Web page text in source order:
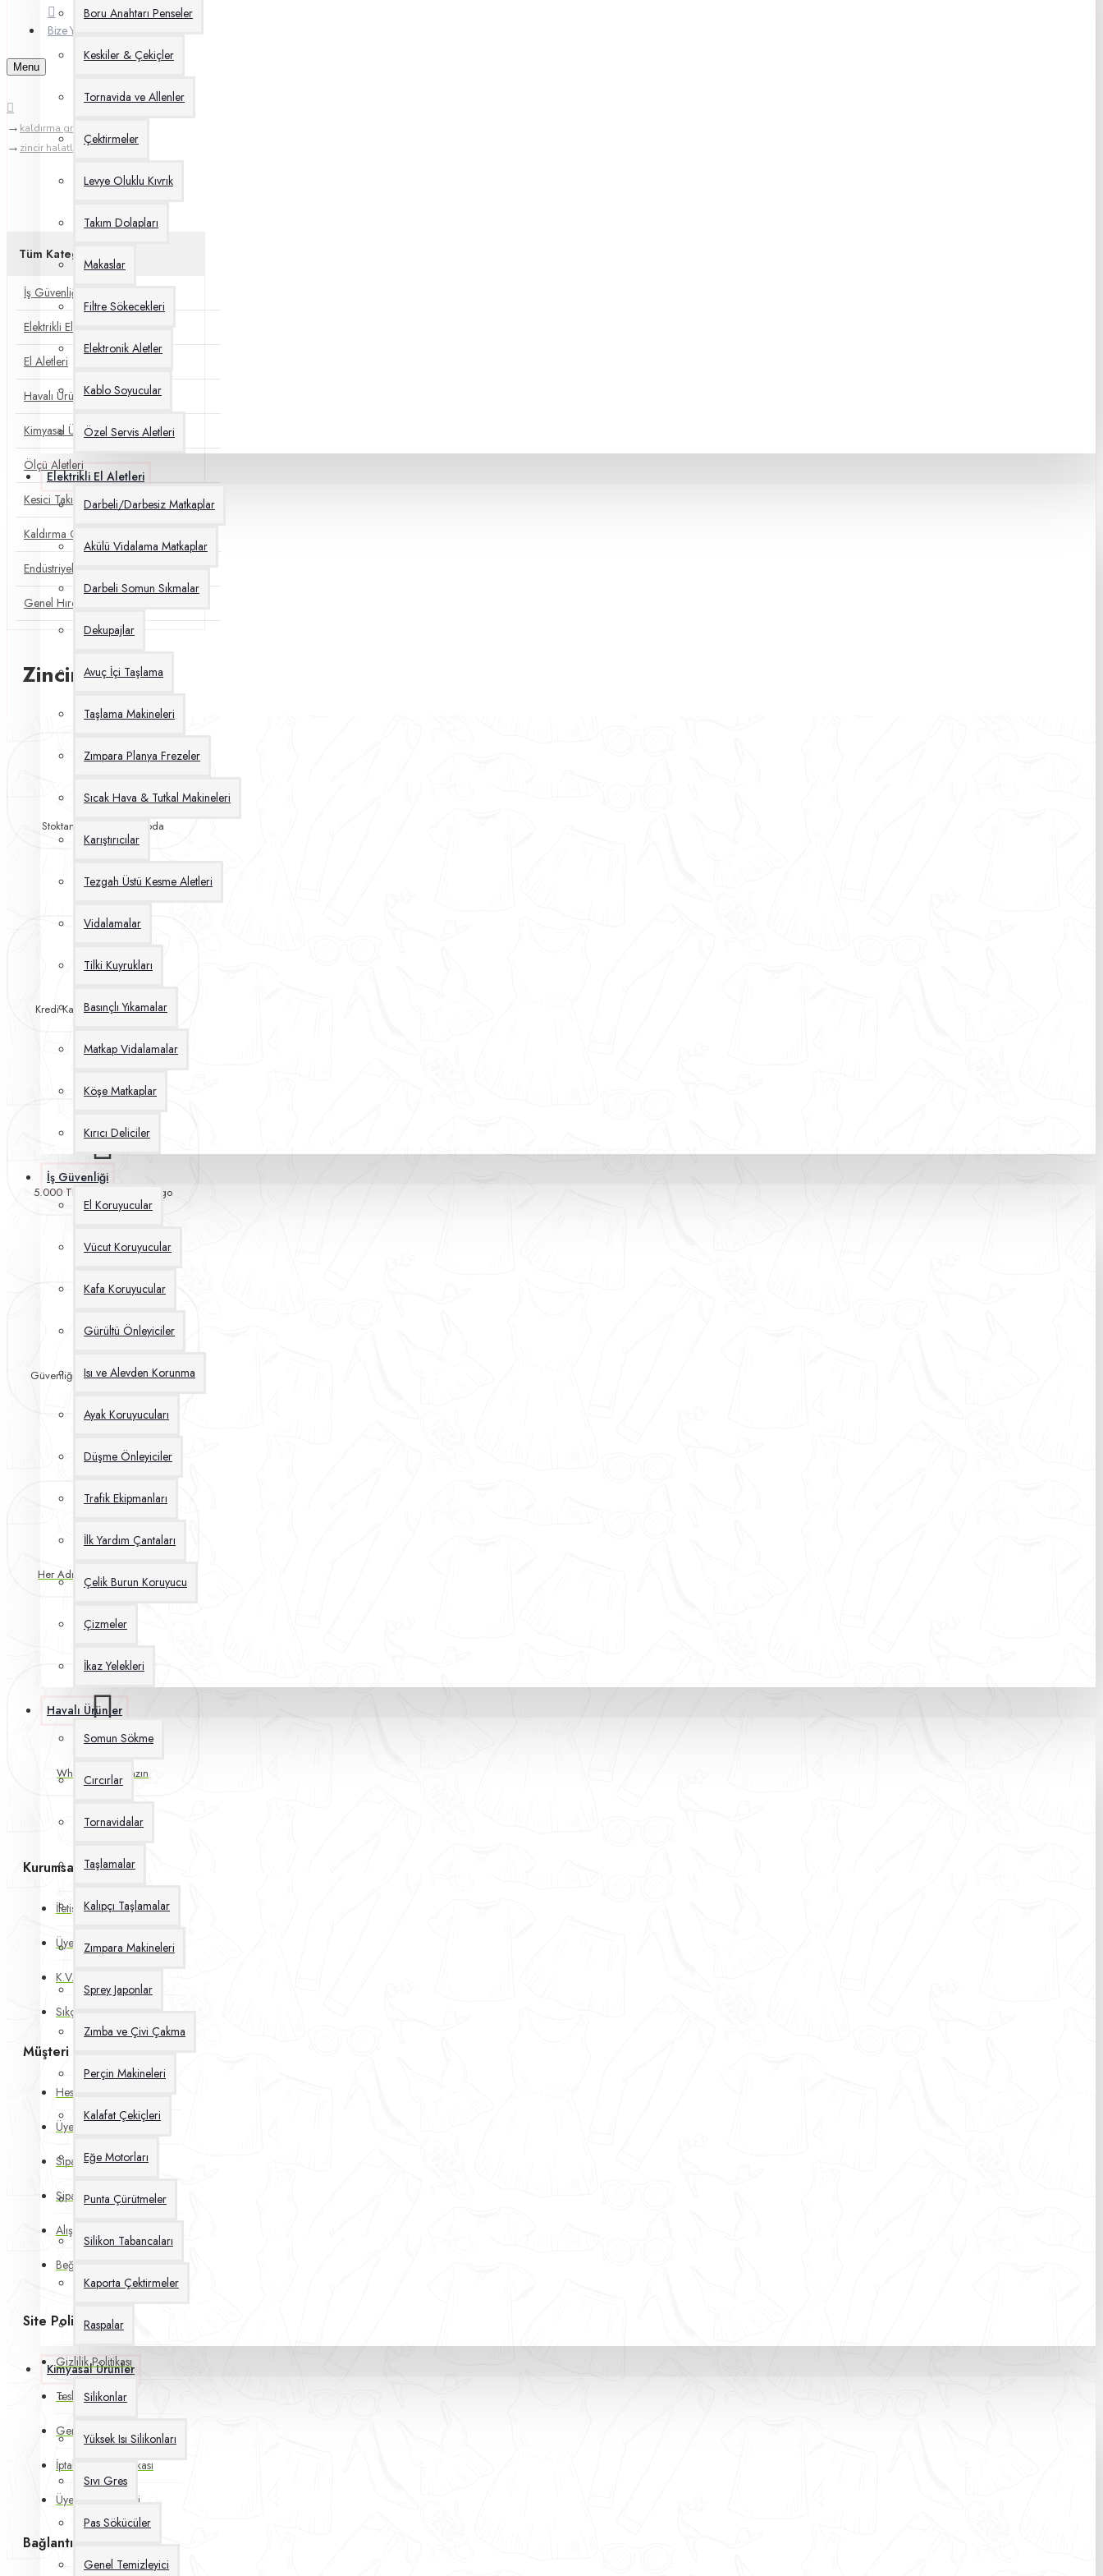
Boru Anahtarı Penseler
Keskiler & Çekiçler
Tornavida ve Allenler
Çektirmeler
Levye Oluklu Kıvrık
Takım Dolapları
Makaslar
Filtre Sökecekleri
Elektronik Aletler
Kablo Soyucular
Özel Servis Aletleri
Elektrikli El Aletleri
Darbeli/Darbesiz Matkaplar
Akülü Vidalama Matkaplar
Darbeli Somun Sıkmalar
Dekupajlar
Avuç İçi Taşlama
Taşlama Makineleri
Zımpara Planya Frezeler
Sıcak Hava & Tutkal Makineleri
Karıştırıcılar
Tezgah Üstü Kesme Aletleri
Vidalamalar
Tilki Kuyrukları
Basınçlı Yıkamalar
Matkap Vidalamalar
Köşe Matkaplar
Kırıcı Deliciler
İş Güvenliği
El Koruyucular
Vücut Koruyucular
Kafa Koruyucular
Gürültü Önleyiciler
Isı ve Alevden Korunma
Ayak Koruyucuları
Düşme Önleyiciler
Trafik Ekipmanları
İlk Yardım Çantaları
Çelik Burun Koruyucu
Çizmeler
İkaz Yelekleri
Havalı Ürünler
Somun Sökme
Cırcırlar
Tornavidalar
Taşlamalar
Kalıpçı Taşlamalar
Zımpara Makineleri
Sprey Japonlar
Zımba ve Çivi Çakma
Perçin Makineleri
Kalafat Çekiçleri
Eğe Motorları
Punta Çürütmeler
Silikon Tabancaları
Kaporta Çektirmeler
Raspalar
Kimyasal Ürünler
Silikonlar
Yüksek Isı Silikonları
Sıvı Gres
Pas Sökücüler
Genel Temizleyici
Bize Yazın
Menu
kaldırma grupları
zincir halatlar
Tüm Kategoriler
İş Güvenliği
Elektrikli El Aletleri
El Aletleri
Havalı Ürünler
Kimyasal Ürünler
Ölçü Aletleri
Kesici Takımlar
Kaldırma Grupları
Endüstriyel Gres
Genel Hırdavat
Zincir Halatlar
Stoktan Aynı Gün Kargoda
Kredi Kartına 12 Taksit İmkanı
5.000 TL Üzeri Ücretsiz Kargo
Güvenliğiniz İçin %100 Ödeme
Her Adımda 7/24 Sizinleyiz
WhatsApp'tan Yazın
Kurumsal
İletişim Bilgileri
Üyelik Silme Talebi
K.V.K.K Kanunu
Sıkça Sorulan Sorular
Müşteri Hesabı
Hesabım
Üye Olun
Siparişlerim
Sipariş İptali
Alışveriş Sepetim
Beğendiklerim
Site Politikaları
Gizlilik Politikası
Teslimat Politikası
Genel İşlem Koşulları
İptal & İade Politikası
Üyelik Sözleşmesi
Bağlantılar